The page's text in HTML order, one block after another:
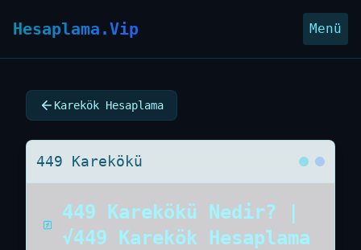
Hesaplama.Vip Menü
Karekök Hesaplama
449 Karekökü
449 Karekökü Nedir? |
√449 Karekök Hesaplama